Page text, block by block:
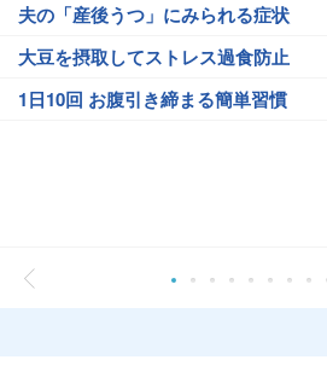
夫の「産後うつ」にみられる症状
大豆を摂取してストレス過食防止
1日10回 お腹引き締まる簡単習慣